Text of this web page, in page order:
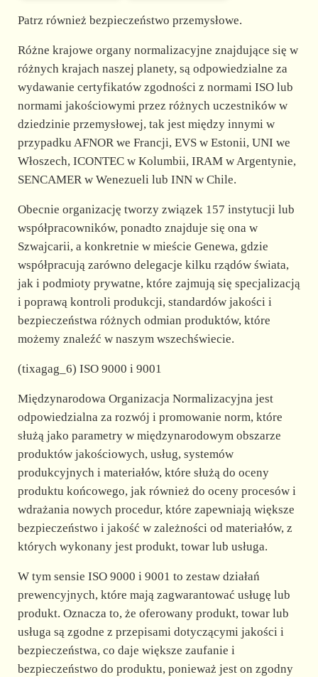
Patrz również bezpieczeństwo przemysłowe.
Różne krajowe organy normalizacyjne znajdujące się w
różnych krajach naszej planety, są odpowiedzialne za
wydawanie certyfikatów zgodności z normami ISO lub
normami jakościowymi przez różnych uczestników w
dziedzinie przemysłowej, tak jest między innymi w
przypadku AFNOR we Francji, EVS w Estonii, UNI we
Włoszech, ICONTEC w Kolumbii, IRAM w Argentynie,
SENCAMER w Wenezueli lub INN w Chile.
Obecnie organizację tworzy związek 157 instytucji lub
współpracowników, ponadto znajduje się ona w
Szwajcarii, a konkretnie w mieście Genewa, gdzie
współpracują zarówno delegacje kilku rządów świata,
jak i podmioty prywatne, które zajmują się specjalizacją
i poprawą kontroli produkcji, standardów jakości i
bezpieczeństwa różnych odmian produktów, które
możemy znaleźć w naszym wszechświecie.
(tixagag_6) ISO 9000 i 9001
Międzynarodowa Organizacja Normalizacyjna jest
odpowiedzialna za rozwój i promowanie norm, które
służą jako parametry w międzynarodowym obszarze
produktów jakościowych, usług, systemów
produkcyjnych i materiałów, które służą do oceny
produktu końcowego, jak również do oceny procesów i
wdrażania nowych procedur, które zapewniają większe
bezpieczeństwo i jakość w zależności od materiałów, z
których wykonany jest produkt, towar lub usługa.
W tym sensie ISO 9000 i 9001 to zestaw działań
prewencyjnych, które mają zagwarantować usługę lub
produkt. Oznacza to, że oferowany produkt, towar lub
usługa są zgodne z przepisami dotyczącymi jakości i
bezpieczeństwa, co daje większe zaufanie i
bezpieczeństwo do produktu, ponieważ jest on zgodny